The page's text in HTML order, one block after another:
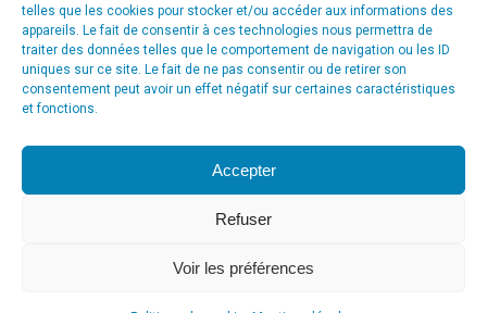
telles que les cookies pour stocker et/ou accéder aux informations des
appareils. Le fait de consentir à ces technologies nous permettra de
traiter des données telles que le comportement de navigation ou les ID
uniques sur ce site. Le fait de ne pas consentir ou de retirer son
consentement peut avoir un effet négatif sur certaines caractéristiques
et fonctions.
Accepter
Refuser
Voir les préférences
© Agence Communication Support [ Agence CS ] - Conseil en